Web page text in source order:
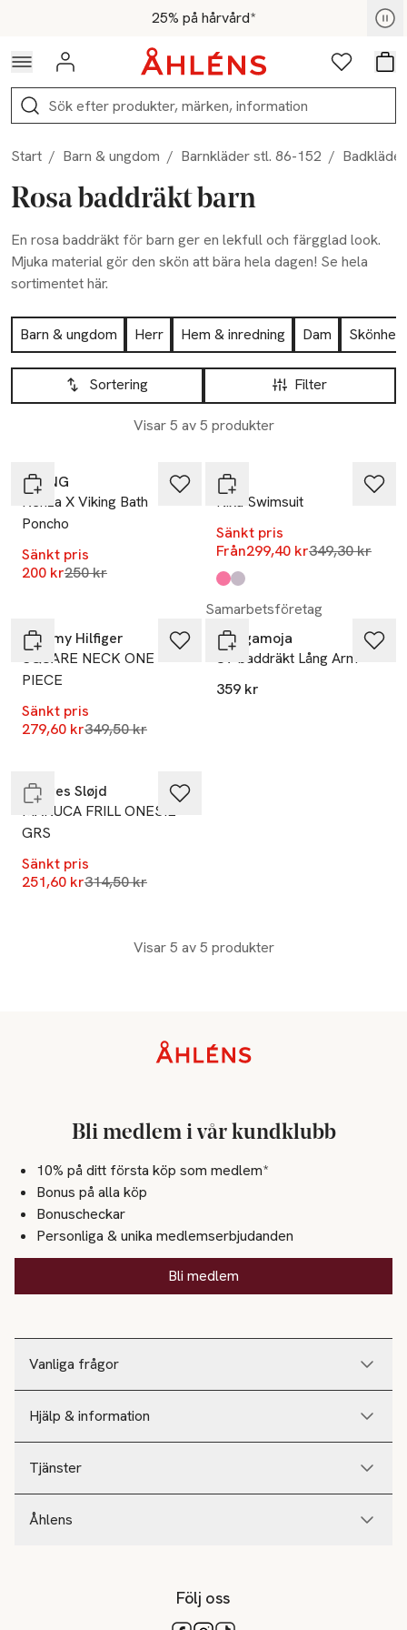
Hoppa till navigationsmenyn25% på hårvård*
För medlemmar - Shoppa nu
Logga in Favoriter
Sök
Start / Barn & ungdom / Barnkläder stl. 86-152 / Badkläder
Rosa baddräkt barn
En rosa baddräkt för barn ger en lekfull och färgglad look.
Mjuka material gör den skön att bära hela dagen! Se hela
sortimentet här.
Hoppa till produktsidan
Barn & ungdom Herr Hem & inredning Dam
Skönhet
Hoppa till produktsidan
Filter
Sortering
Visar 5 av 5 produkter
Lista över produkter
VIKING
Kenza X Viking Bath
Poncho
Sänkt pris
200 krLägsta pris 30 dagar
250 kr
Molo
Nika Swimsuit
Sänkt pris
Från299,40 krLägsta pris 30
349,30 kr
Produkten finns i färgerna:
Pink Face
Orchid Tiger
Tommy Hilfiger
SQUARE NECK ONE
PIECE
Sänkt pris
279,60 krLägsta pris 30 dagar
349,50 kr
Samarbetsföretag
Geggamoja
Uv-baddräkt Lång Arm
359 kr
-20%
Konges Sløjd
MANUCA FRILL ONESIE
GRS
Sänkt pris
251,60 krLägsta pris 30 dagar
314,50 kr
Visar 5 av 5 produkter
Vanliga frågor
Hjälp & information
Tjänster
Åhlens
Bli medlem i vår kundklubb
10% på ditt första köp som medlem*
Bonus på alla köp
Bonuscheckar
Personliga & unika medlemserbjudanden
Bli medlem
Följ oss